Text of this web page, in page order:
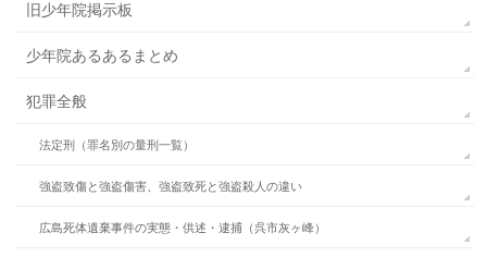
旧少年院掲示板
少年院あるあるまとめ
犯罪全般
法定刑（罪名別の量刑一覧）
強盗致傷と強盗傷害、強盗致死と強盗殺人の違い
広島死体遺棄事件の実態・供述・逮捕（呉市灰ヶ峰）